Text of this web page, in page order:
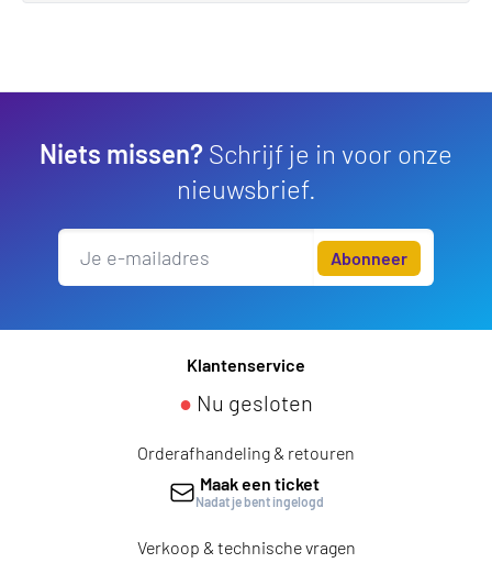
Niets missen? Schrijf je in voor onze
nieuwsbrief.
Abonneer
Klantenservice
● Nu gesloten
Orderafhandeling & retouren
Maak een ticket
Nadat je bent ingelogd
Verkoop & technische vragen